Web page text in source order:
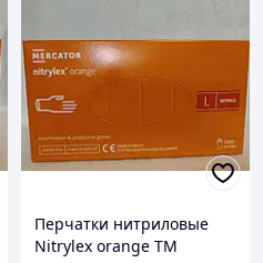
Перчатки нитриловые
Nitrylex orange ТМ